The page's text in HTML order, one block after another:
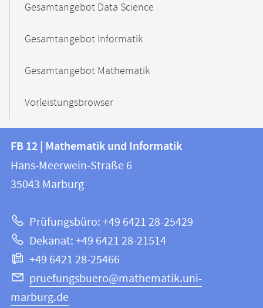
Gesamtangebot Data Science
Gesamtangebot Informatik
Gesamtangebot Mathematik
Vorleistungsbrowser
Kontakt
und
Informationen
Website
FB
12
|
und
Informatik
FB 12 | Mathematik und Informatik
Hans-Meerwein-Straße 6
35043 Marburg
Prüfungsbüro: +49 6421 28-25429
Dekanat: +49 6421 28-21514
+49 6421 28-25466
pruefungsbuero@mathematik.uni-
marburg.de